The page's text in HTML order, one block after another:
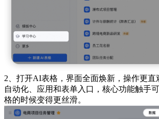
2、打开AI表格，界面全面焕新，操作更直
自动化、应用和表单入口，核心功能触手
格的时候变得更丝滑。